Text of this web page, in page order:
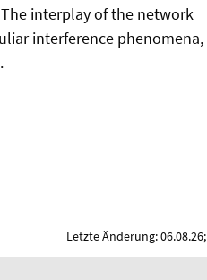
interplay of the network
interference phenomena,
Letzte Änderung: 06.08.26;